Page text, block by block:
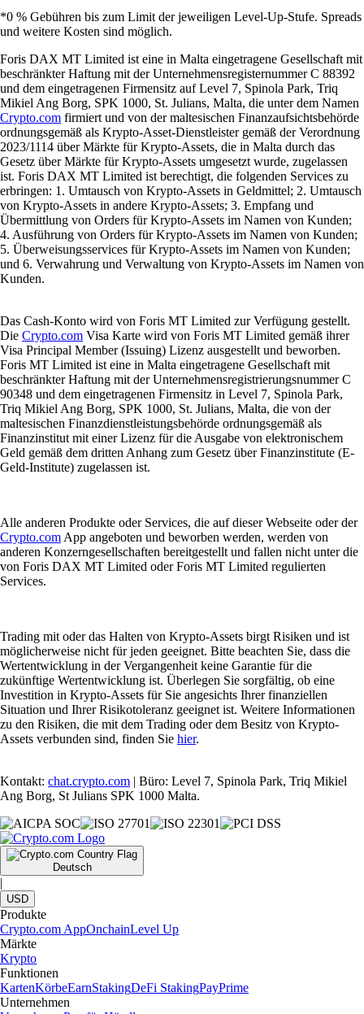
*0 % Gebühren bis zum Limit der jeweiligen Level-Up-Stufe. Spreads
und weitere Kosten sind möglich.
Foris DAX MT Limited ist eine in Malta eingetragene Gesellschaft mit
beschränkter Haftung mit der Unternehmensregisternummer C 88392
und dem eingetragenen Firmensitz auf Level 7, Spinola Park, Triq
Mikiel Ang Borg, SPK 1000, St. Julians, Malta, die unter dem Namen
Crypto.com firmiert und von der maltesischen Finanzaufsichtsbehörde
ordnungsgemäß als Krypto-Asset-Dienstleister gemäß der Verordnung
2023/1114 über Märkte für Krypto-Assets, die in Malta durch das
Gesetz über Märkte für Krypto-Assets umgesetzt wurde, zugelassen
ist. Foris DAX MT Limited ist berechtigt, die folgenden Services zu
erbringen: 1. Umtausch von Krypto-Assets in Geldmittel; 2. Umtausch
von Krypto-Assets in andere Krypto-Assets; 3. Empfang und
Übermittlung von Orders für Krypto-Assets im Namen von Kunden;
4. Ausführung von Orders für Krypto-Assets im Namen von Kunden;
5. Überweisungsservices für Krypto-Assets im Namen von Kunden;
und 6. Verwahrung und Verwaltung von Krypto-Assets im Namen von
Kunden.
Das Cash-Konto wird von Foris MT Limited zur Verfügung gestellt.
Die Crypto.com Visa Karte wird von Foris MT Limited gemäß ihrer
Visa Principal Member (Issuing) Lizenz ausgestellt und beworben.
Foris MT Limited ist eine in Malta eingetragene Gesellschaft mit
beschränkter Haftung mit der Unternehmensregistrierungsnummer C
90348 und dem eingetragenen Firmensitz in Level 7, Spinola Park,
Triq Mikiel Ang Borg, SPK 1000, St. Julians, Malta, die von der
maltesischen Finanzdienstleistungsbehörde ordnungsgemäß als
Finanzinstitut mit einer Lizenz für die Ausgabe von elektronischem
Geld gemäß dem dritten Anhang zum Gesetz über Finanzinstitute (E-
Geld-Institute) zugelassen ist.
Alle anderen Produkte oder Services, die auf dieser Webseite oder der
Crypto.com App angeboten und beworben werden, werden von
anderen Konzerngesellschaften bereitgestellt und fallen nicht unter die
von Foris DAX MT Limited oder Foris MT Limited regulierten
Services.
Trading mit oder das Halten von Krypto-Assets birgt Risiken und ist
möglicherweise nicht für jeden geeignet. Bitte beachten Sie, dass die
Wertentwicklung in der Vergangenheit keine Garantie für die
zukünftige Wertentwicklung ist. Überlegen Sie sorgfältig, ob eine
Investition in Krypto-Assets für Sie angesichts Ihrer finanziellen
Situation und Ihrer Risikotoleranz geeignet ist. Weitere Informationen
zu den Risiken, die mit dem Trading oder dem Besitz von Krypto-
Assets verbunden sind, finden Sie hier.
Kontakt: chat.crypto.com | Büro: Level 7, Spinola Park, Triq Mikiel
Ang Borg, St Julians SPK 1000 Malta.
Deutsch
|
USD
Produkte
Crypto.com AppOnchainLevel Up
Märkte
Krypto
Funktionen
KartenKörbeEarnStakingDeFi StakingPayPrime
Unternehmen